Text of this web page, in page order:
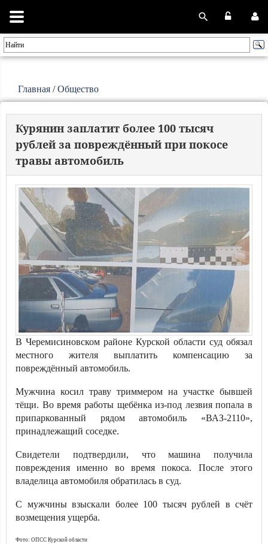
Главная /Общество
Курянин заплатит более 100 тысяч
рублей за повреждённый при покосе
травы автомобиль
В Черемисиновском районе Курской области суд обязал
местного жителя выплатить компенсацию за
повреждённый автомобиль.
Мужчина косил траву триммером на участке бывшей
тёщи. Во время работы щебёнка из-под лезвия попала в
припаркованный рядом автомобиль «ВАЗ-2110»,
принадлежащий соседке.
Свидетели подтвердили, что машина получила
повреждения именно во время покоса. После этого
владелица автомобиля обратилась в суд.
С мужчины взыскали более 100 тысяч рублей в счёт
возмещения ущерба.
Фото: ОПСС Курской области